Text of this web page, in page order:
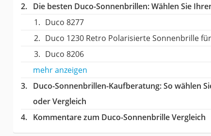
Die besten Duco-Sonnenbrillen:Wählen Sie
Duco 8277
Duco 1230 Retro Polarisierte Sonnenbrille
Duco 8206
mehr anzeigen
Duco-Sonnenbrillen-Kaufberatung: So wählen
oder Vergleich
Kommentare zum Duco-Sonnenbrille Vergleich